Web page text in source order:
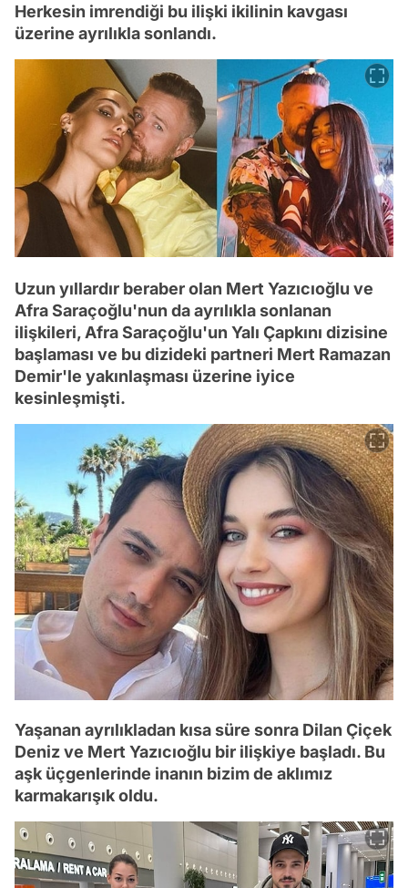
Herkesin imrendiği bu ilişki ikilinin kavgası
üzerine ayrılıkla sonlandı.
Uzun yıllardır beraber olan Mert Yazıcıoğlu ve
Afra Saraçoğlu'nun da ayrılıkla sonlanan
ilişkileri, Afra Saraçoğlu'un Yalı Çapkını dizisine
başlaması ve bu dizideki partneri Mert Ramazan
Demir'le yakınlaşması üzerine iyice
kesinleşmişti.
Yaşanan ayrılıkladan kısa süre sonra Dilan Çiçek
Deniz ve Mert Yazıcıoğlu bir ilişkiye başladı. Bu
aşk üçgenlerinde inanın bizim de aklımız
karmakarışık oldu.